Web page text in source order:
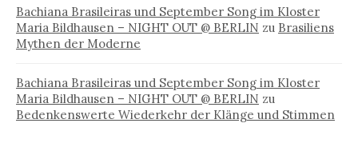
Bachiana Brasileiras und September Song im Kloster
Maria Bildhausen – NIGHT OUT @ BERLIN zu Brasiliens
Mythen der Moderne
Bachiana Brasileiras und September Song im Kloster
Maria Bildhausen – NIGHT OUT @ BERLIN zu
Bedenkenswerte Wiederkehr der Klänge und Stimmen